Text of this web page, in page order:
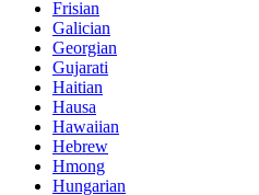
Frisian
Galician
Georgian
Gujarati
Haitian
Hausa
Hawaiian
Hebrew
Hmong
Hungarian